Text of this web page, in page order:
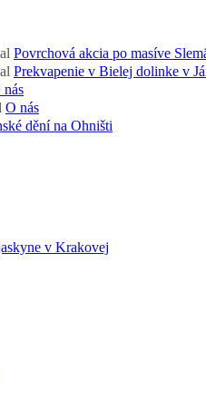
Povrchová akcia po masíve
Prekvapenie v Bielej dolinke v
nás
O nás
dění na Ohništi
v Krakovej